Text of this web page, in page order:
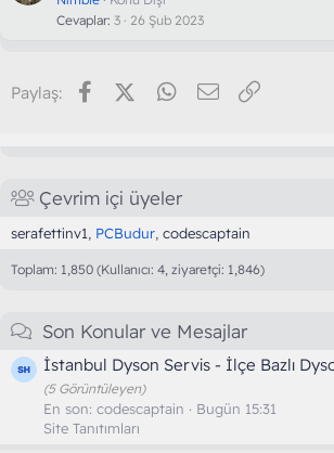
Cevaplar 3 26 Şub 2023
Paylaş: FacebookX (Twitter)WhatsApp
E-posta
Çevrim içi üyeler
serafettinv1 PCBudur codescaptain
Toplam: 1,850 (Kullanıcı: 4, ziyaretçi: 1,846)
Son Konular ve Mesajlar
İstanbul Dyson Servis - İlçe Bazlı
(5 Görüntüleyen)
En son: codescaptain
Bugün 15:31
Site Tanıtımları